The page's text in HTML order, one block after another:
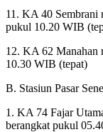
11. KA 40 Sembrani
pukul 10.20 WIB
12. KA 62 Manahan
10.30 WIB (tepat)
B. Stasiun Pasar
1. KA 74 Fajar
berangkat pukul